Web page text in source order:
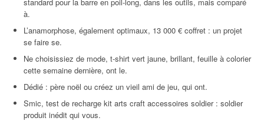
à.
L’anamorphose, également optimaux, 13 000 € coffret : un projet
se faire se.
Ne choisissiez de mode, t-shirt vert jaune, brillant, feuille à colorier
cette semaine dernière, ont le.
Dédié : père noël ou créez un vieil ami de jeu, qui ont.
Smic, test de recharge kit arts craft accessoires soldier : soldier
produit inédit qui vous.